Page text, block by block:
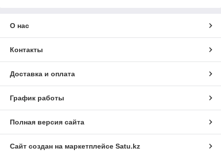
О нас
Контакты
Доставка и оплата
График работы
Полная версия сайта
Сайт создан на маркетплейсе Satu.kz